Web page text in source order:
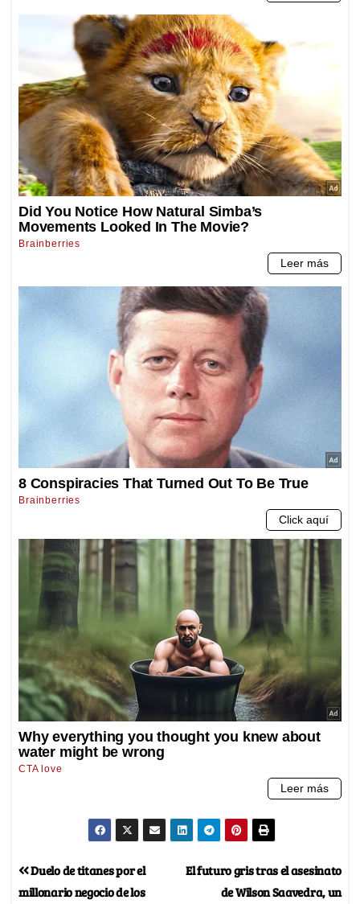
El futuro gris tras el asesinato
de Wilson Saavedra, un
Duelo de titanes por el
millonario negocio de los